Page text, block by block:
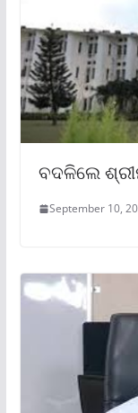
ବଦଳିଲେ
September 10,